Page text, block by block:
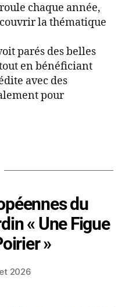
chaque année,
la thématique
parés des belles
en bénéficiant
avec des
pour
du
« Une Figue
»
2026